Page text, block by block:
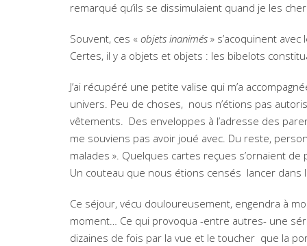
remarqué qu’ils se dissimulaient quand je les
Souvent, ces « objets inanimés » s’acoquinent
Certes, il y a objets et objets : les bibelots
J’ai récupéré une petite valise qui m’a
univers. Peu de choses, nous n’étions pas
vêtements. Des enveloppes à l’adresse des
me souviens pas avoir joué avec. Du reste,
malades ». Quelques cartes reçues s’ornaient
Un couteau que nous étions censés lancer
Ce séjour, vécu douloureusement, engendra à
moment… Ce qui provoqua -entre autres- une
dizaines de fois par la vue et le toucher que la